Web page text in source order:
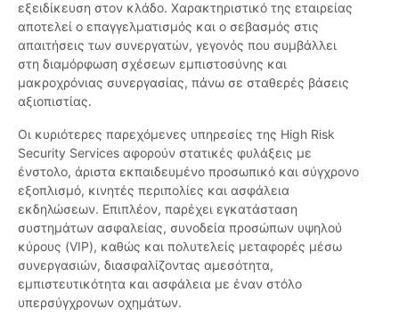
εξειδίκευση στον κλάδο. Χαρακτηριστικό της εταιρείας
αποτελεί ο επαγγελματισμός και ο σεβασμός στις
απαιτήσεις των συνεργατών, γεγονός που συμβάλλει
στη διαμόρφωση σχέσεων εμπιστοσύνης και
μακροχρόνιας συνεργασίας, πάνω σε σταθερές βάσεις
αξιοπιστίας.
Οι κυριότερες παρεχόμενες υπηρεσίες της High Risk
Security Services αφορούν στατικές φυλάξεις με
ένστολο, άριστα εκπαιδευμένο προσωπικό και σύγχρονο
εξοπλισμό, κινητές περιπολίες και ασφάλεια
εκδηλώσεων. Επιπλέον, παρέχει εγκατάσταση
συστημάτων ασφαλείας, συνοδεία προσώπων υψηλού
κύρους (VIP), καθώς και πολυτελείς μεταφορές μέσω
συνεργασιών, διασφαλίζοντας αμεσότητα,
εμπιστευτικότητα και ασφάλεια με έναν στόλο
υπερσύγχρονων οχημάτων.